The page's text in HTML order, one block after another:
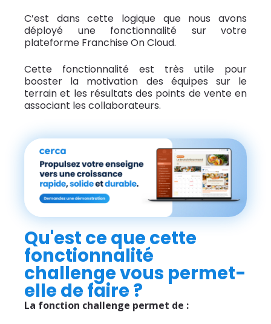
C’est dans cette logique que nous avons
déployé une fonctionnalité sur votre
plateforme Franchise On Cloud.
Cette fonctionnalité est très utile pour
booster la motivation des équipes sur le
terrain et les résultats des points de vente en
associant les collaborateurs.
Qu'est ce que cette
fonctionnalité
challenge vous permet-
elle de faire ?
La fonction challenge permet de :